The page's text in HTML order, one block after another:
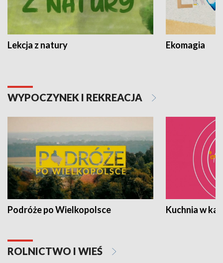
Lekcja z natury Ekomagia
WYPOCZYNEK I REKREACJA
Podróże po Wielkopolsce Kuchnia w
ROLNICTWO I WIEŚ